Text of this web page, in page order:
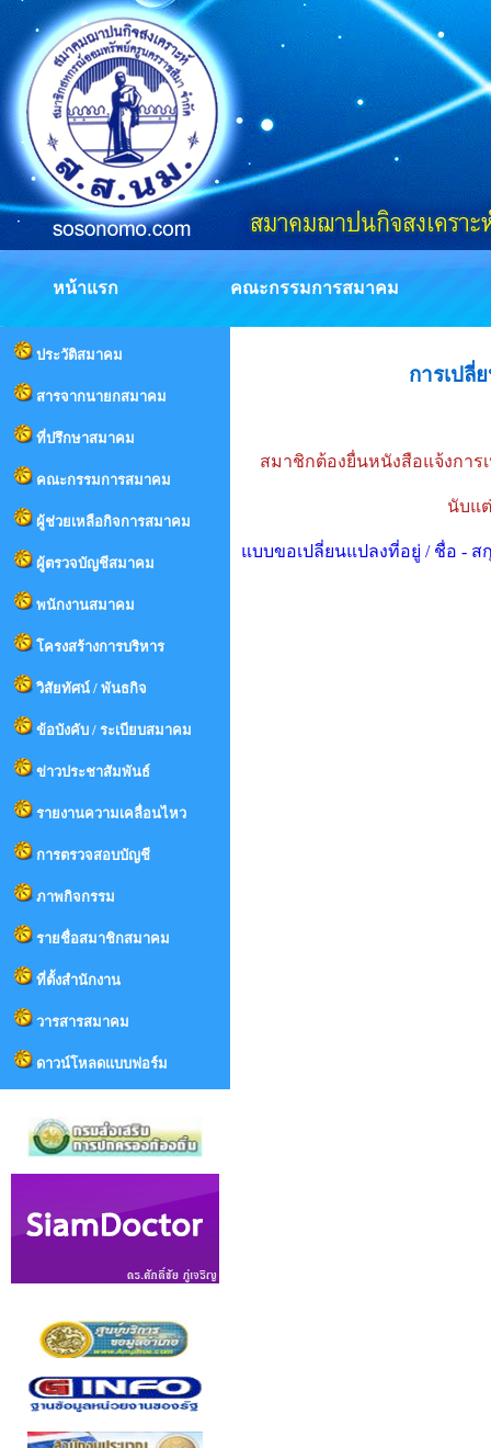
หน้าแรก คณะกรรมการสมาคม
ประวัติสมาคม
สารจากนายกสมาคม
ที่ปรึกษาสมาคม
คณะกรรมการสมาคม
ผู้ช่วยเหลือกิจการสมาคม
ผู้ตรวจบัญชีสมาคม
พนักงานสมาคม
โครงสร้างการบริหาร
วิสัยทัศน์ / พันธกิจ
ข้อบังคับ / ระเบียบสมาคม
ข่าวประชาสัมพันธ์
รายงานความเคลื่อนไหว
การตรวจสอบบัญชี
ภาพกิจกรรม
รายชื่อสมาชิกสมาคม
ที่ตั้งสำนักงาน
วารสารสมาคม
ดาวน์โหลดแบบฟอร์ม
การเปลี่
สมาชิกต้องยื่นหนังสือแจ้งกา
นับแ
แบบขอเปลี่ยนแปลงที่อยู่ / ชื่อ -